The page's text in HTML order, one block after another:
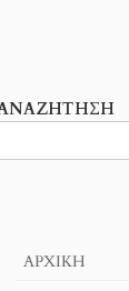
ΑΡΧΙΚΉ